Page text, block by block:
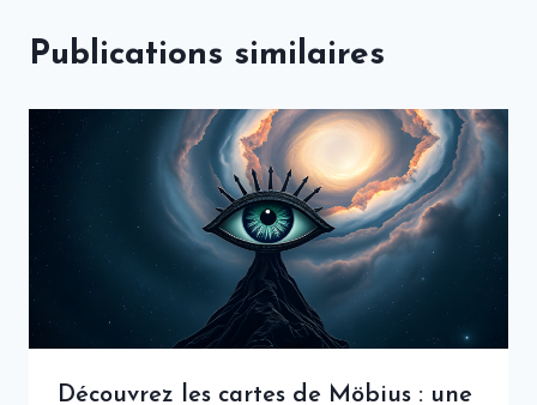
Publications similaires
Découvrez les cartes de Möbius : une